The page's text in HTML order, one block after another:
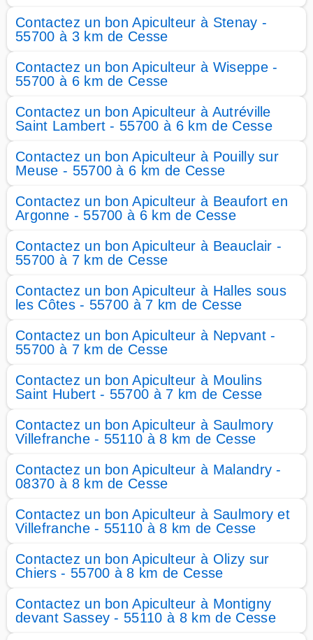
Contactez un bon Apiculteur à Stenay -
55700 à 3 km de Cesse
Contactez un bon Apiculteur à Wiseppe -
55700 à 6 km de Cesse
Contactez un bon Apiculteur à Autréville
Saint Lambert - 55700 à 6 km de Cesse
Contactez un bon Apiculteur à Pouilly sur
Meuse - 55700 à 6 km de Cesse
Contactez un bon Apiculteur à Beaufort en
Argonne - 55700 à 6 km de Cesse
Contactez un bon Apiculteur à Beauclair -
55700 à 7 km de Cesse
Contactez un bon Apiculteur à Halles sous
les Côtes - 55700 à 7 km de Cesse
Contactez un bon Apiculteur à Nepvant -
55700 à 7 km de Cesse
Contactez un bon Apiculteur à Moulins
Saint Hubert - 55700 à 7 km de Cesse
Contactez un bon Apiculteur à Saulmory
Villefranche - 55110 à 8 km de Cesse
Contactez un bon Apiculteur à Malandry -
08370 à 8 km de Cesse
Contactez un bon Apiculteur à Saulmory et
Villefranche - 55110 à 8 km de Cesse
Contactez un bon Apiculteur à Olizy sur
Chiers - 55700 à 8 km de Cesse
Contactez un bon Apiculteur à Montigny
devant Sassey - 55110 à 8 km de Cesse